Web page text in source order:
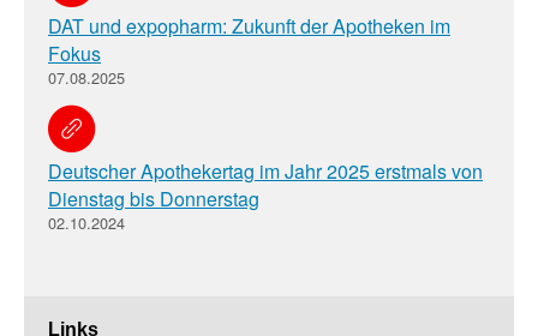
Links
DAT und expopharm: Zukunft der Apotheken im
Fokus
07.08.2025
Deutscher Apothekertag im Jahr 2025 erstmals von
Dienstag bis Donnerstag
02.10.2024